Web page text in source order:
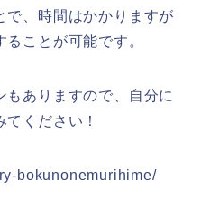
で、時間はかかりますが
ことが可能です。
ありますので、自分に
ください！
bokunonemurihime/